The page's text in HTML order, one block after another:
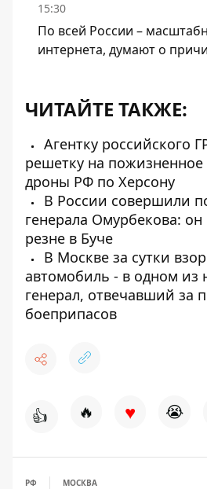
15:30
По всей России –
интернета, думают о
ЧИТАЙТЕ ТАКЖЕ:
Агентку российского
решетку на пожизненное
дроны РФ по Херсону
В России совершили
генерала Омурбекова: он
резне в Буче
В Москве за сутки
автомобиль - в одном из
генерал, отвечавший за
боеприпасов
👍 🔥 ♥ 😭
РФ МОСКВА